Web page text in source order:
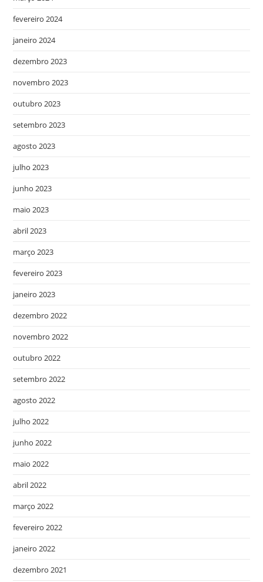
fevereiro 2024
janeiro 2024
dezembro 2023
novembro 2023
outubro 2023
setembro 2023
agosto 2023
julho 2023
junho 2023
maio 2023
abril 2023
março 2023
fevereiro 2023
janeiro 2023
dezembro 2022
novembro 2022
outubro 2022
setembro 2022
agosto 2022
julho 2022
junho 2022
maio 2022
abril 2022
março 2022
fevereiro 2022
janeiro 2022
dezembro 2021